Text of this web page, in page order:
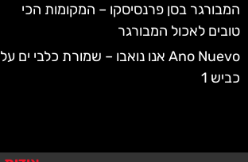
המבורגר בסן פרנסיסקו – המקומות הכי
טובים לאכול המבורגר
Ano Nuevo אנו נואבו – שמורת כלבי ים על
כביש 1